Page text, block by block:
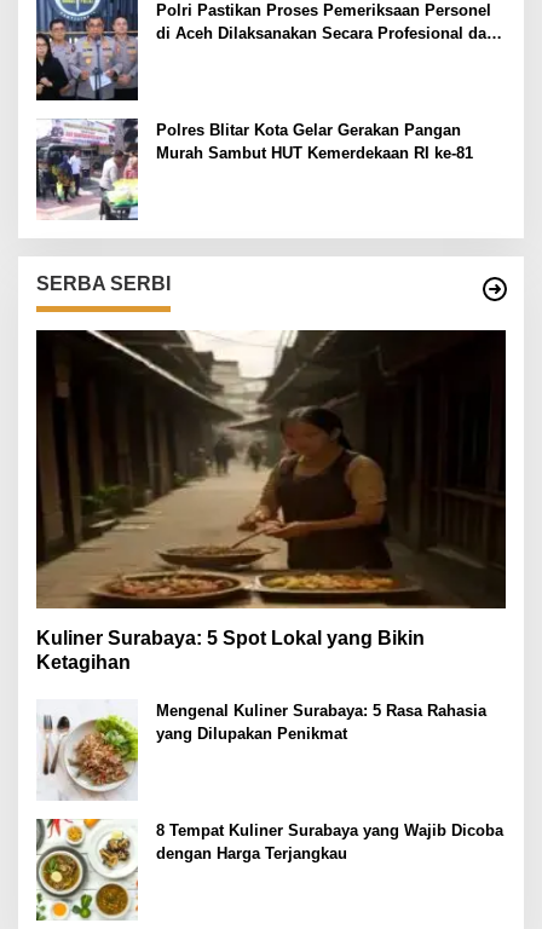
Polri Pastikan Proses Pemeriksaan Personel
di Aceh Dilaksanakan Secara Profesional dan
Polres Blitar Kota Gelar Gerakan Pangan
Murah Sambut HUT Kemerdekaan RI ke-81
SERBA SERBI
Kuliner Surabaya: 5 Spot Lokal yang Bikin
Ketagihan
Mengenal Kuliner Surabaya: 5 Rasa Rahasia
yang Dilupakan Penikmat
8 Tempat Kuliner Surabaya yang Wajib Dicoba
dengan Harga Terjangkau